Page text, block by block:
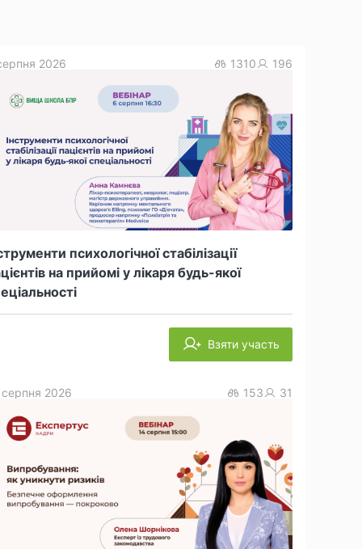
психологічної стабілізації
на прийомі у лікаря будь-якої
2026 1310 196
Взяти участь
2026 153 31